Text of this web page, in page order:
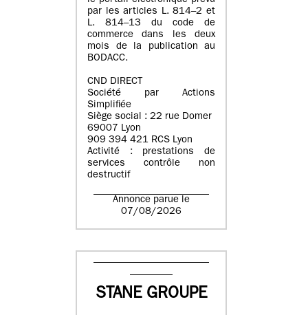
par les articles L. 814–2 et
L. 814–13 du code de
commerce dans les deux
mois de la publication au
BODACC.
CND DIRECT
Société par Actions
Simplifiée
Siège social : 22 rue Domer
69007 Lyon
909 394 421 RCS Lyon
Activité : prestations de
services contrôle non
destructif
Annonce parue le
07/08/2026
STANE GROUPE